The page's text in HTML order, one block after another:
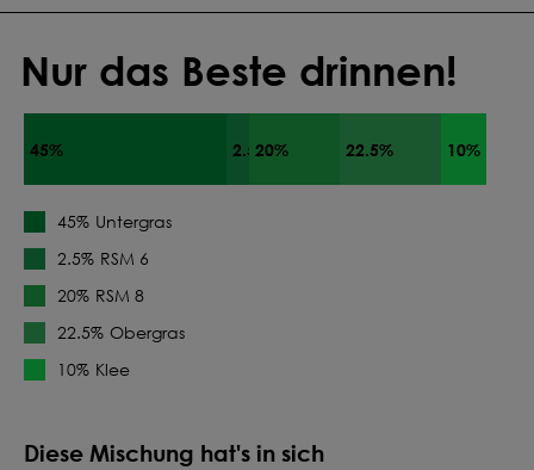
Nur das Beste drinnen!
45% 2.5%20% 22.5% 10%
45% Untergras
2.5% RSM 6
20% RSM 8
22.5% Obergras
10% Klee
Diese Mischung hat's in sich